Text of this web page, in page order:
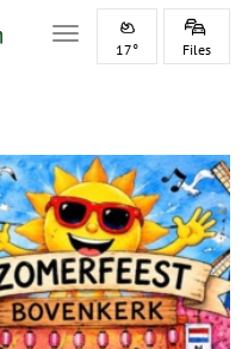
Toggle navigation
17° Files